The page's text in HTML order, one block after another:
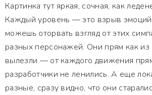
Картинка тут яркая, сочная, как
Каждый уровень — это взрыв
можешь оторвать взгляд от этих
разных персонажей. Они прям как из
вылезли — от каждого движения
разработчики не ленились. А еще
разные, сразу видно, что они